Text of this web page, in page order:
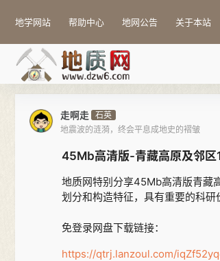
地学网站 帮助中心 地网公告 关于本站
走啊走 石英
地震波的涟漪，终会平息成地史的褶皱
45Mb高清版-青藏高原及邻区
地质网特别分享45Mb高清版青藏
划分和构造特征，具有重要的科研
免登录网盘下载链接：
https://qtrj.lanzoul.com/